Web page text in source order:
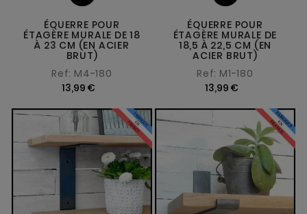
ÉQUERRE POUR
ÉTAGÈRE MURALE DE 18
À 23 CM (EN ACIER
BRUT)
Ref: M4-180
13,99 €
ÉQUERRE POUR
ÉTAGÈRE MURALE DE
18,5 À 22,5 CM (EN
ACIER BRUT)
Ref: M1-180
13,99 €